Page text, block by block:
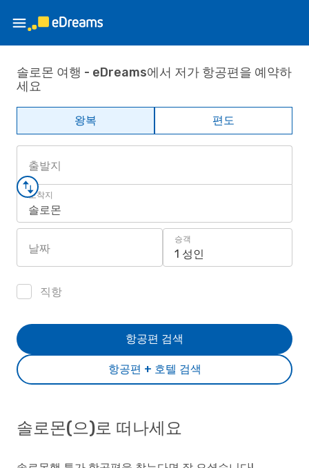
솔로몬 여행 - eDreams에서 저가 항공편을 예약하
세요
왕복 편도
출발지
도착지
솔로몬
날짜
승객
1 성인
직항
항공편 + 호텔 검색
항공편 검색
솔로몬(으)로 떠나세요